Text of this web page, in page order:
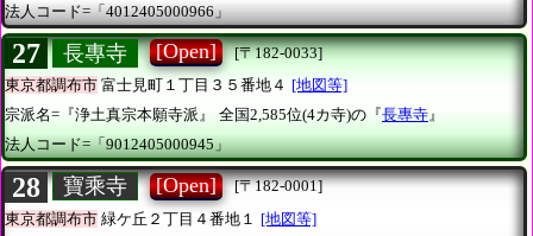
法人コード=「4012405000966」
27 長專寺 [Open]
[〒182-0033]
東京都調布市 富士見町１丁目３５番地４ [地図等]
宗派名=『浄土真宗本願寺派』
全国2,585位(4カ寺)の『長專寺』
法人コード=「9012405000945」
28 寶乘寺 [Open]
[〒182-0001]
東京都調布市 緑ケ丘２丁目４番地１
[地図等]